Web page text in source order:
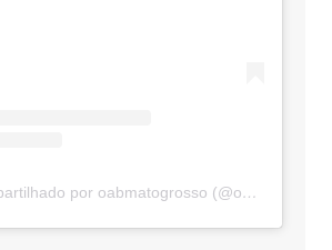
Um post compartilhado por oabmatogrosso (@oabmatogrosso)